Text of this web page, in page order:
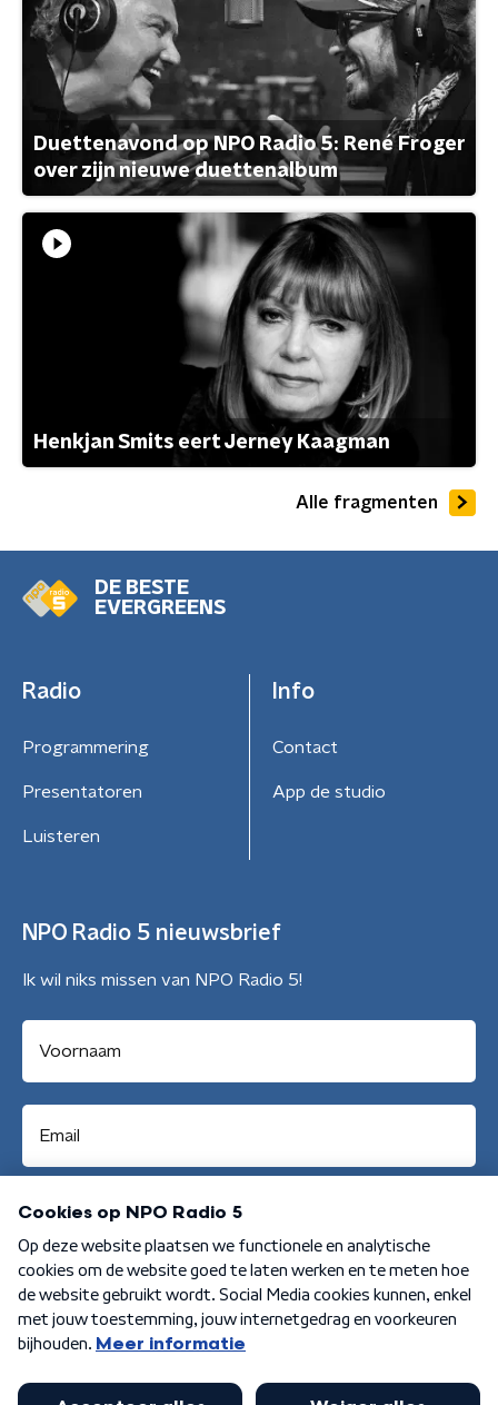
Duettenavond op NPO Radio 5: René Froger
over zijn nieuwe duettenalbum
Henkjan Smits eert Jerney Kaagman
Alle fragmenten
DE BESTE
EVERGREENS
Radio
Programmering
Presentatoren
Luisteren
Info
Contact
App de studio
NPO Radio 5 nieuwsbrief
Ik wil niks missen van NPO Radio 5!
Aanmelden
Algemene voorwaarden Privacybeleid